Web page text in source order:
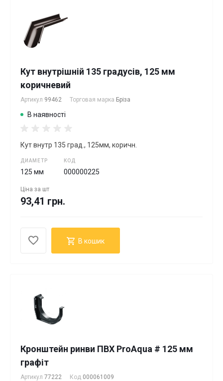
Кут внутрішній 135 градусів, 125 мм
коричневий
Артикул 99462 Торговая марка Бріза
В наявності
Кут внутр 135 град., 125мм, коричн.
ДИАМЕТР
125 мм
КОД
000000225
Ціна за шт
93,41 грн.
В кошик
Кронштейн ринви ПВХ ProAqua # 125 мм
графіт
Артикул 77222 Код 000061009